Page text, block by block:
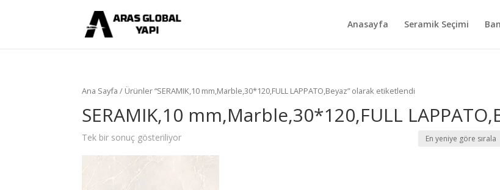
Anasayfa Seramik Seçimi
Ana Sayfa / Ürünler “SERAMIK,10 mm,Marble,30*120,FULL LAPPATO,Beyaz” olarak etiketlendi
SERAMIK,10 mm,Marble,30*120,FULL
Tek bir sonuç gösteriliyor